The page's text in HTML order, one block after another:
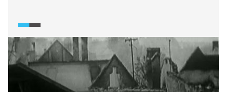
bránit? Stál atentát za to, když domyslíme jeho
důsledky v podobě vypálení Lidic a Ležáků? Video diváky
přesvědčuje, že obě události měly svůj dobový význam
a v případě atentátu zdůrazňuje jeho důležitost
pro odstoupení Británie a Francie od mnichovské